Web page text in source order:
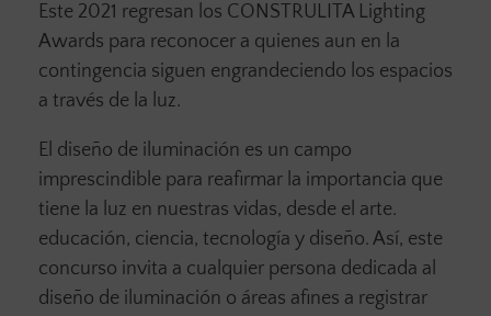
Este 2021 regresan los CONSTRULITA Lighting
Awards para reconocer a quienes aun en la
contingencia siguen engrandeciendo los espacios
a través de la luz.
El diseño de iluminación es un campo
imprescindible para reafirmar la importancia que
tiene la luz en nuestras vidas, desde el arte.
educación, ciencia, tecnología y diseño. Así, este
concurso invita a cualquier persona dedicada al
diseño de iluminación o áreas afines a registrar